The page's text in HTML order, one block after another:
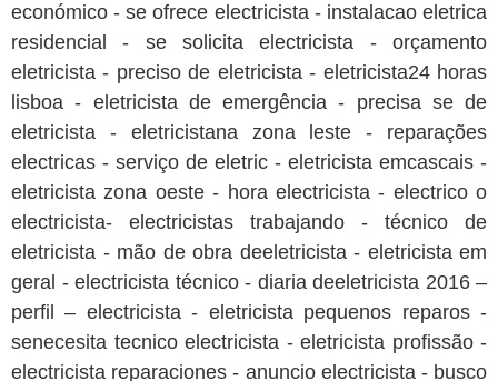
económico - se ofrece electricista - instalacao eletrica
residencial - se solicita electricista - orçamento
eletricista - preciso de eletricista - eletricista24 horas
lisboa - eletricista de emergência - precisa se de
eletricista - eletricistana zona leste - reparações
electricas - serviço de eletric - eletricista emcascais -
eletricista zona oeste - hora electricista - electrico o
electricista- electricistas trabajando - técnico de
eletricista - mão de obra deeletricista - eletricista em
geral - electricista técnico - diaria deeletricista 2016 –
perfil – electricista - eletricista pequenos reparos -
senecesita tecnico electricista - eletricista profissão -
electricista reparaciones - anuncio electricista - busco